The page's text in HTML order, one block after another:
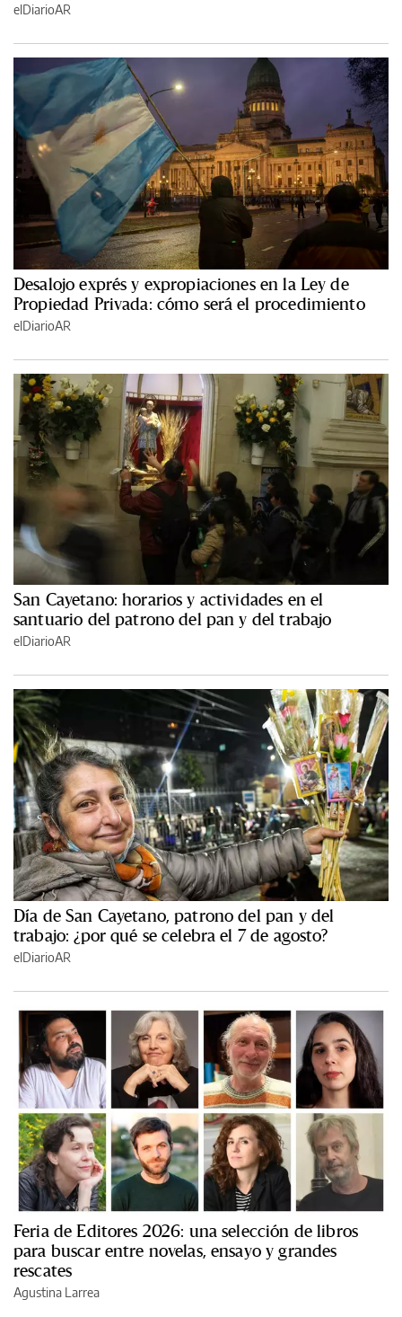
elDiarioAR
Desalojo exprés y expropiaciones en la Ley de
Propiedad Privada: cómo será el procedimiento
elDiarioAR
San Cayetano: horarios y actividades en el
santuario del patrono del pan y del trabajo
elDiarioAR
Día de San Cayetano, patrono del pan y del
trabajo: ¿por qué se celebra el 7 de agosto?
elDiarioAR
Feria de Editores 2026: una selección de libros
para buscar entre novelas, ensayo y grandes
rescates
Agustina Larrea